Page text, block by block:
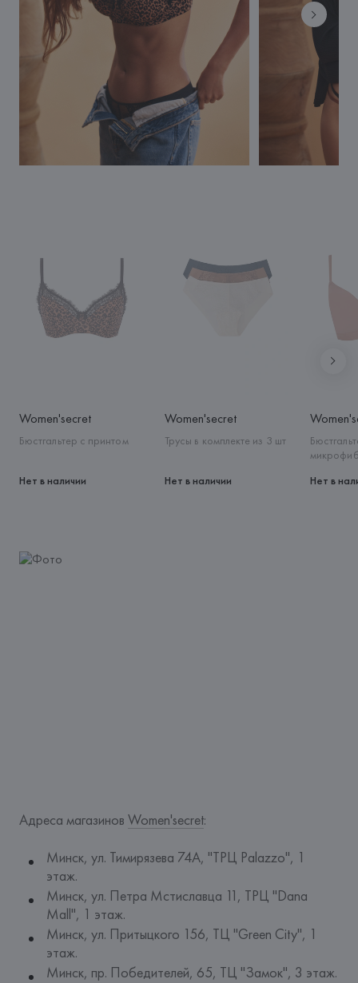
Women'secret
Бюстгальтер с принтом
Нет в наличии
Women'secret
Трусы в комплекте из 3 шт
Нет в наличии
Нет в
Адреса магазинов Women'secret:
Минск, ул. Тимирязева 74A, "ТРЦ Palazzo", 1
этаж.
Минск, ул. Петра Мстиславца 11, ТРЦ "Dana
Mall", 1 этаж.
Минск, ул. Притыцкого 156, ТЦ "Green City", 1
этаж.
Минск, пр. Победителей, 65, ТЦ "Замок", 3 этаж.